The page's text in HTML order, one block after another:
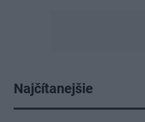
Najčítanejšie